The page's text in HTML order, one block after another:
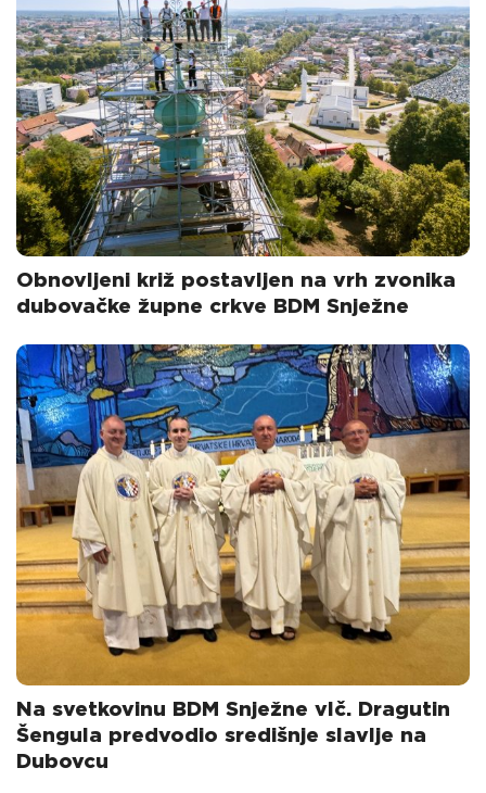
Obnovljeni križ postavljen na vrh zvonika
dubovačke župne crkve BDM Snježne
Na svetkovinu BDM Snježne vlč. Dragutin
Šengula predvodio središnje slavlje na
Dubovcu